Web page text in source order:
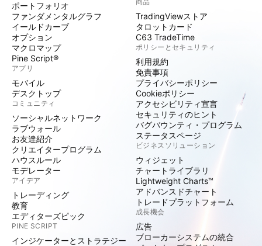
ポートフォリオ
ファンダメンタルグラフ
イールドカーブ
オプション
マクロマップ
Pine Script®
アプリ
モバイル
デスクトップ
コミュニティ
ソーシャルネットワーク
ラブウォール
お友達紹介
クリエイタープログラム
ハウスルール
モデレーター
アイデア
トレーディング
教育
エディターズピック
PINE SCRIPT
インジケーターとストラテジー
TradingViewストア
タロットカード
C63 TradeTime
ポリシーとセキュリティ
利用規約
免責事項
プライバシーポリシー
Cookieポリシー
アクセシビリティ宣言
セキュリティのヒント
バグバウンティ・プログラム
ステータスページ
ビジネスソリューション
ウィジェット
チャートライブラリ
Lightweight Charts™
アドバンスドチャート
トレードプラットフォーム
成長機会
広告
ブローカーシステムの統合